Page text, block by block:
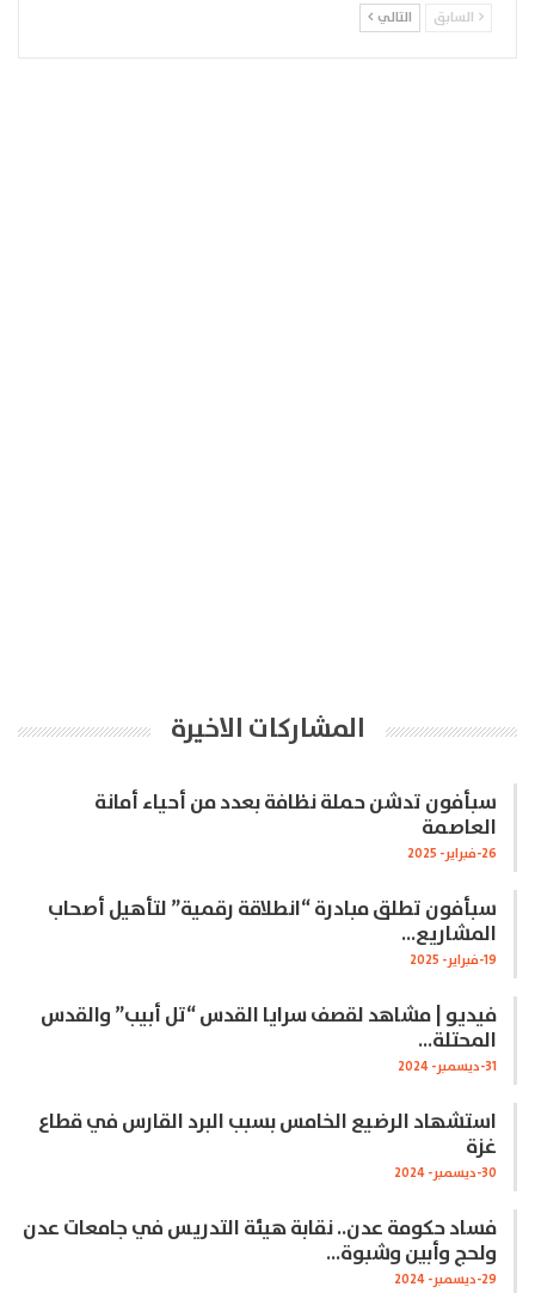
السابق التالي
المشاركات الاخيرة
سبأفون تدشن حملة نظافة بعدد من أحياء أمانة
العاصمة
26-فبراير- 2025
سبأفون تطلق مبادرة “انطلاقة رقمية” لتأهيل أصحاب
المشاريع…
19-فبراير- 2025
فيديو | مشاهد لقصف سرايا القدس “تل أبيب” والقدس
المحتلة…
31-ديسمبر- 2024
استشهاد الرضيع الخامس بسبب البرد القارس في قطاع
غزة
30-ديسمبر- 2024
فساد حكومة عدن.. نقابة هيئة التدريس في جامعات عدن
ولحج وأبين وشبوة…
29-ديسمبر- 2024